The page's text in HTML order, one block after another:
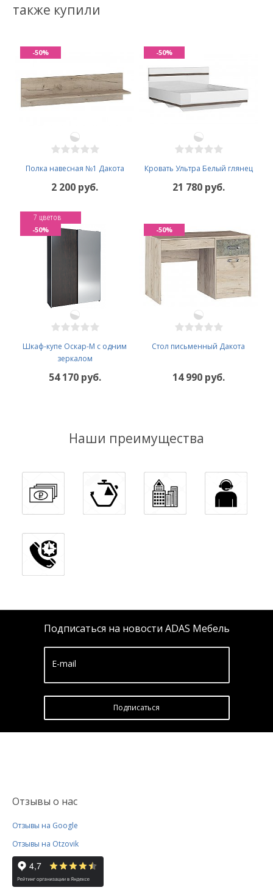
также купили
Полка навесная №1 Дакота
2 200 руб.
-50%
Кровать Ультра Белый глянец
21 780 руб.
-50%
Шкаф-купе Оскар-М с одним
зеркалом
7 цветов
54 170 руб.
-50%
Стол письменный Дакота
14 990 руб.
-50%
Наши преимущества
Подписаться на новости ADAS Мебель
E-mail
Подписатьcя
Отзывы о нас
Отзывы на Google
Отзывы на Otzovik